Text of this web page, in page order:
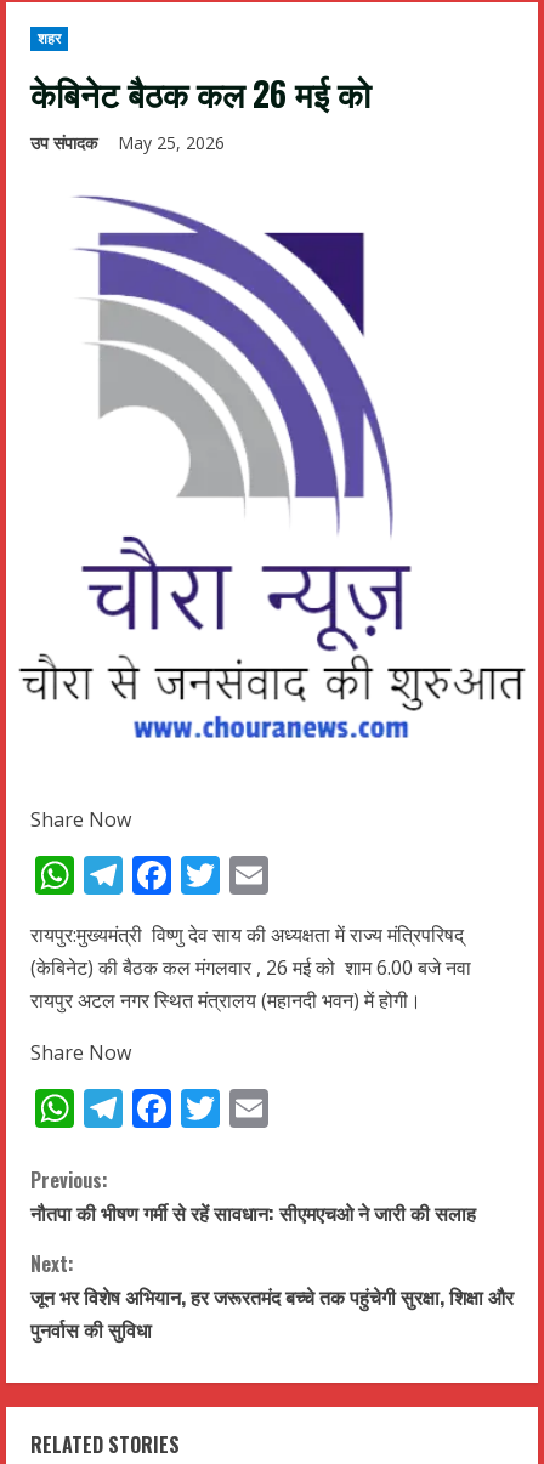
शहर
केबिनेट बैठक कल 26 मई को
उप संपादक May 25, 2026
Share Now
WhatsApp
Telegram
Facebook
Twitter
रायपुर:मुख्यमंत्री विष्णु देव साय की अध्यक्षता में राज्य मंत्रिपरिषद्
(केबिनेट) की बैठक कल मंगलवार , 26 मई को शाम 6.00 बजे नवा
रायपुर अटल नगर स्थित मंत्रालय (महानदी भवन) में होगी।
Share Now
WhatsApp
Telegram
Facebook
Twitter
C
o
n
t
i
n
Previous:
नौतपा की भीषण गर्मी से रहें सावधान: सीएमएचओ ने जारी की सलाह
Next:
जून भर विशेष अभियान, हर जरूरतमंद बच्चे तक पहुंचेगी सुरक्षा, शिक्षा और
पुनर्वास की सुविधा
RELATED STORIES